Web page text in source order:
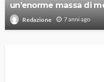
un’enorme massa di
Redazione 7 anni ago